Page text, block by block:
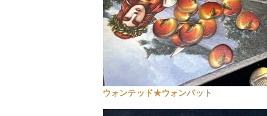
ウォンテッド★ウォンバット